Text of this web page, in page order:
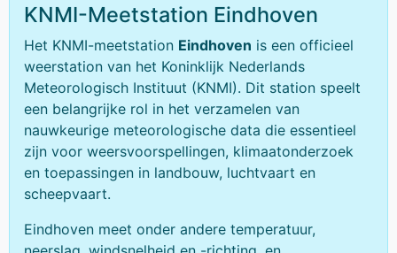
KNMI-Meetstation Eindhoven
Het KNMI-meetstation Eindhoven is een officieel
weerstation van het Koninklijk Nederlands
Meteorologisch Instituut (KNMI). Dit station speelt
een belangrijke rol in het verzamelen van
nauwkeurige meteorologische data die essentieel
zijn voor weersvoorspellingen, klimaatonderzoek
en toepassingen in landbouw, luchtvaart en
scheepvaart.
Eindhoven meet onder andere temperatuur,